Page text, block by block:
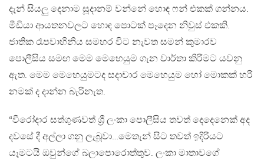
දැන් සියලු දෙනාම සූදානම් වන්නේ හොඳ ෆන් එකක් ගන්නය.
මීඩියා ආයතනවලට හොඳ පොටක් පෑදෙන නිවුස් එකකි.
ජාතික රෑපවාහිනිය සමහර විට නැවත සමන් කුමාරව
පොලීසිය සමඟ මෙම මෙහෙයුම ගැන වාර්තා කිරීමට යවනු
ඇත. මෙම මෙහෙයුමටද සදාචාර මෙහෙයුම හෝ මොකක් හරි
නමක් ද දාන්න බැරිනැත.
“වීරෝදාර සත්ගුණවත් ශ්‍රී ලංකා පොලීසිය තවත් දෙදෙනෙක් අද
දවසේ දී අල්ලා ගනු ලැබූවා…මෙතැන් සිට තවත් ඉදිරියට
යෑමටයි ඔවුන්ගේ බලාපොරොත්තුව. ලංකා මාතාවගේ